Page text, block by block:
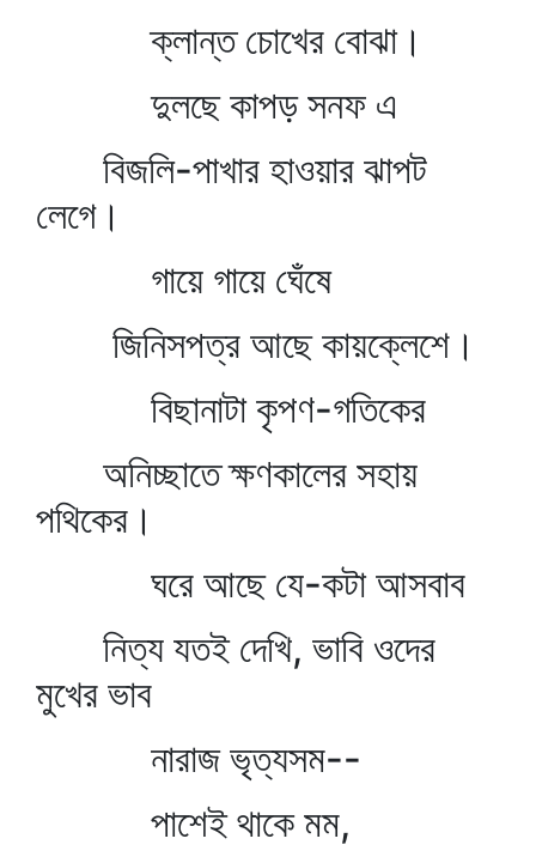
ক্লান্ত চোখের বোঝা।
দুলছে কাপড় সনফ এ
বিজলি-পাখার হাওয়ার ঝাপট
লেগে।
গায়ে গায়ে ঘেঁষে
জিনিসপত্র আছে কায়ক্লেশে।
বিছানাটা কৃপণ-গতিকের
অনিচ্ছাতে ক্ষণকালের সহায়
পথিকের।
ঘরে আছে যে-কটা আসবাব
নিত্য যতই দেখি, ভাবি ওদের
মুখের ভাব
নারাজ ভৃত্যসম--
পাশেই থাকে মম,